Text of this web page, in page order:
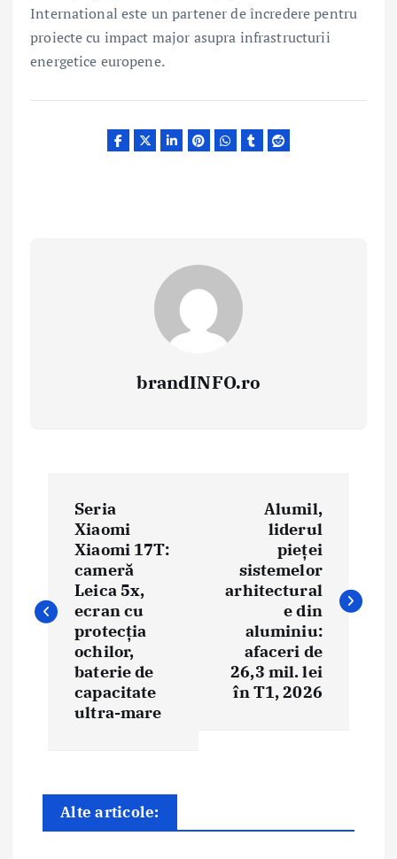
International este un partener de încredere pentru
proiecte cu impact major asupra infrastructurii
energetice europene.
brandINFO.ro
i
g
a
Seria
Xiaomi
Xiaomi 17T:
cameră
Leica 5x,
ecran cu
protecția
ochilor,
baterie de
capacitate
ultra-mare
Alumil,
liderul
pieței
sistemelor
arhitectural
e din
aluminiu:
afaceri de
26,3 mil. lei
în T1, 2026
Alte articole: